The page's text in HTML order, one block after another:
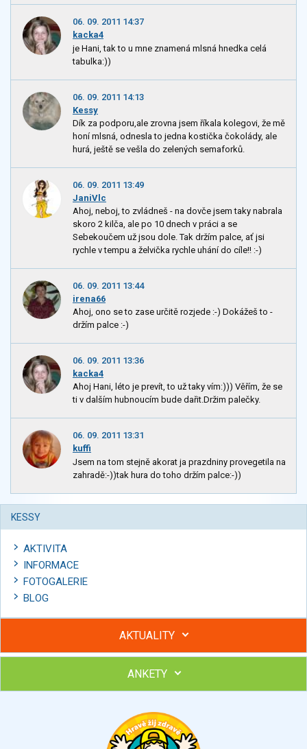
06. 09. 2011 14:37
kacka4
je Hani, tak to u mne znamená mlsná hnedka celá
tabulka:))
06. 09. 2011 14:13
Kessy
Dík za podporu,ale zrovna jsem říkala kolegovi, že mě
honí mlsná, odnesla to jedna kostička čokolády, ale
hurá, ještě se vešla do zelených semaforků.
06. 09. 2011 13:49
JaniVlc
Ahoj, neboj, to zvládneš - na dovče jsem taky nabrala
skoro 2 kilča, ale po 10 dnech v práci a se
Sebekoučem už jsou dole. Tak držím palce, ať jsi
rychle v tempu a želvička rychle uhání do cíle!! :-)
06. 09. 2011 13:44
irena66
Ahoj, ono se to zase určitě rozjede :-) Dokážeš to -
držím palce :-)
06. 09. 2011 13:36
kacka4
Ahoj Hani, léto je prevít, to už taky vím:))) Věřím, že se
ti v dalším hubnoucím bude dařit.Držim palečky.
06. 09. 2011 13:31
kuffi
Jsem na tom stejně akorat ja prazdniny provegetila na
zahradě:-))tak hura do toho držím palce:-))
KESSY
AKTIVITA
INFORMACE
FOTOGALERIE
BLOG
AKTUALITY
Hubněte s podporou lektorky a skupiny v kurzech STOBu
Chcete poradit s hubnutím? Najděte si odborníka STOBu ve
ANKETY